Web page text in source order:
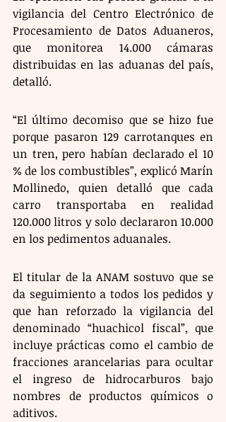
vigilancia del Centro Electrónico de
Procesamiento de Datos Aduaneros,
que monitorea 14.000 cámaras
distribuidas en las aduanas del país,
detalló.
“El último decomiso que se hizo fue
porque pasaron 129 carrotanques en
un tren, pero habían declarado el 10
% de los combustibles”, explicó Marín
Mollinedo, quien detalló que cada
carro transportaba en realidad
120.000 litros y solo declararon 10.000
en los pedimentos aduanales.
El titular de la ANAM sostuvo que se
da seguimiento a todos los pedidos y
que han reforzado la vigilancia del
denominado “huachicol fiscal”, que
incluye prácticas como el cambio de
fracciones arancelarias para ocultar
el ingreso de hidrocarburos bajo
nombres de productos químicos o
aditivos.